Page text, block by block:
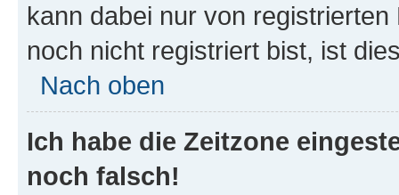
kann dabei nur von
noch nicht registriert bist, ist
Nach oben
Ich habe die Zeitzone
noch falsch!